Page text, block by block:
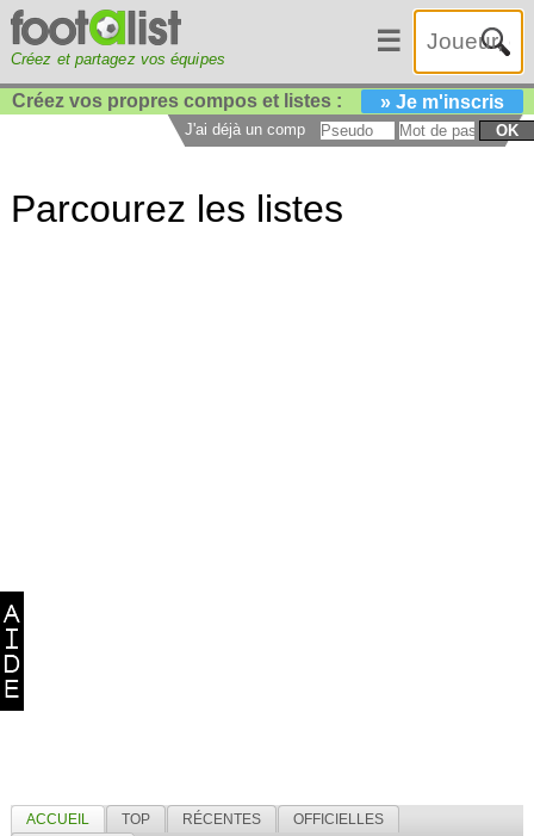
Créez et partagez vos équipes
☰
Créez vos propres compos et listes : » Je m'inscris
J'ai déjà un compte : OK
Parcourez les listes
ACCUEIL TOP RÉCENTES
OFFICIELLES